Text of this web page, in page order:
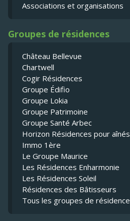
Associations et organisations
Groupes de résidences
Château Bellevue
Chartwell
Cogir Résidences
Groupe Édifio
Groupe Lokia
Groupe Patrimoine
Groupe Santé Arbec
Horizon Résidences pour aînés
Immo 1ère
Le Groupe Maurice
Les Résidences Enharmonie
Les Résidences Soleil
Résidences des Bâtisseurs
Tous les groupes de résidence